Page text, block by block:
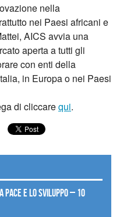
nella
nei Paesi africani e
AICS avvia una
aperta a tutti gli
con enti della
in Europa o nei Paesi
di cliccarequi.
pace e lo sviluppo – 10